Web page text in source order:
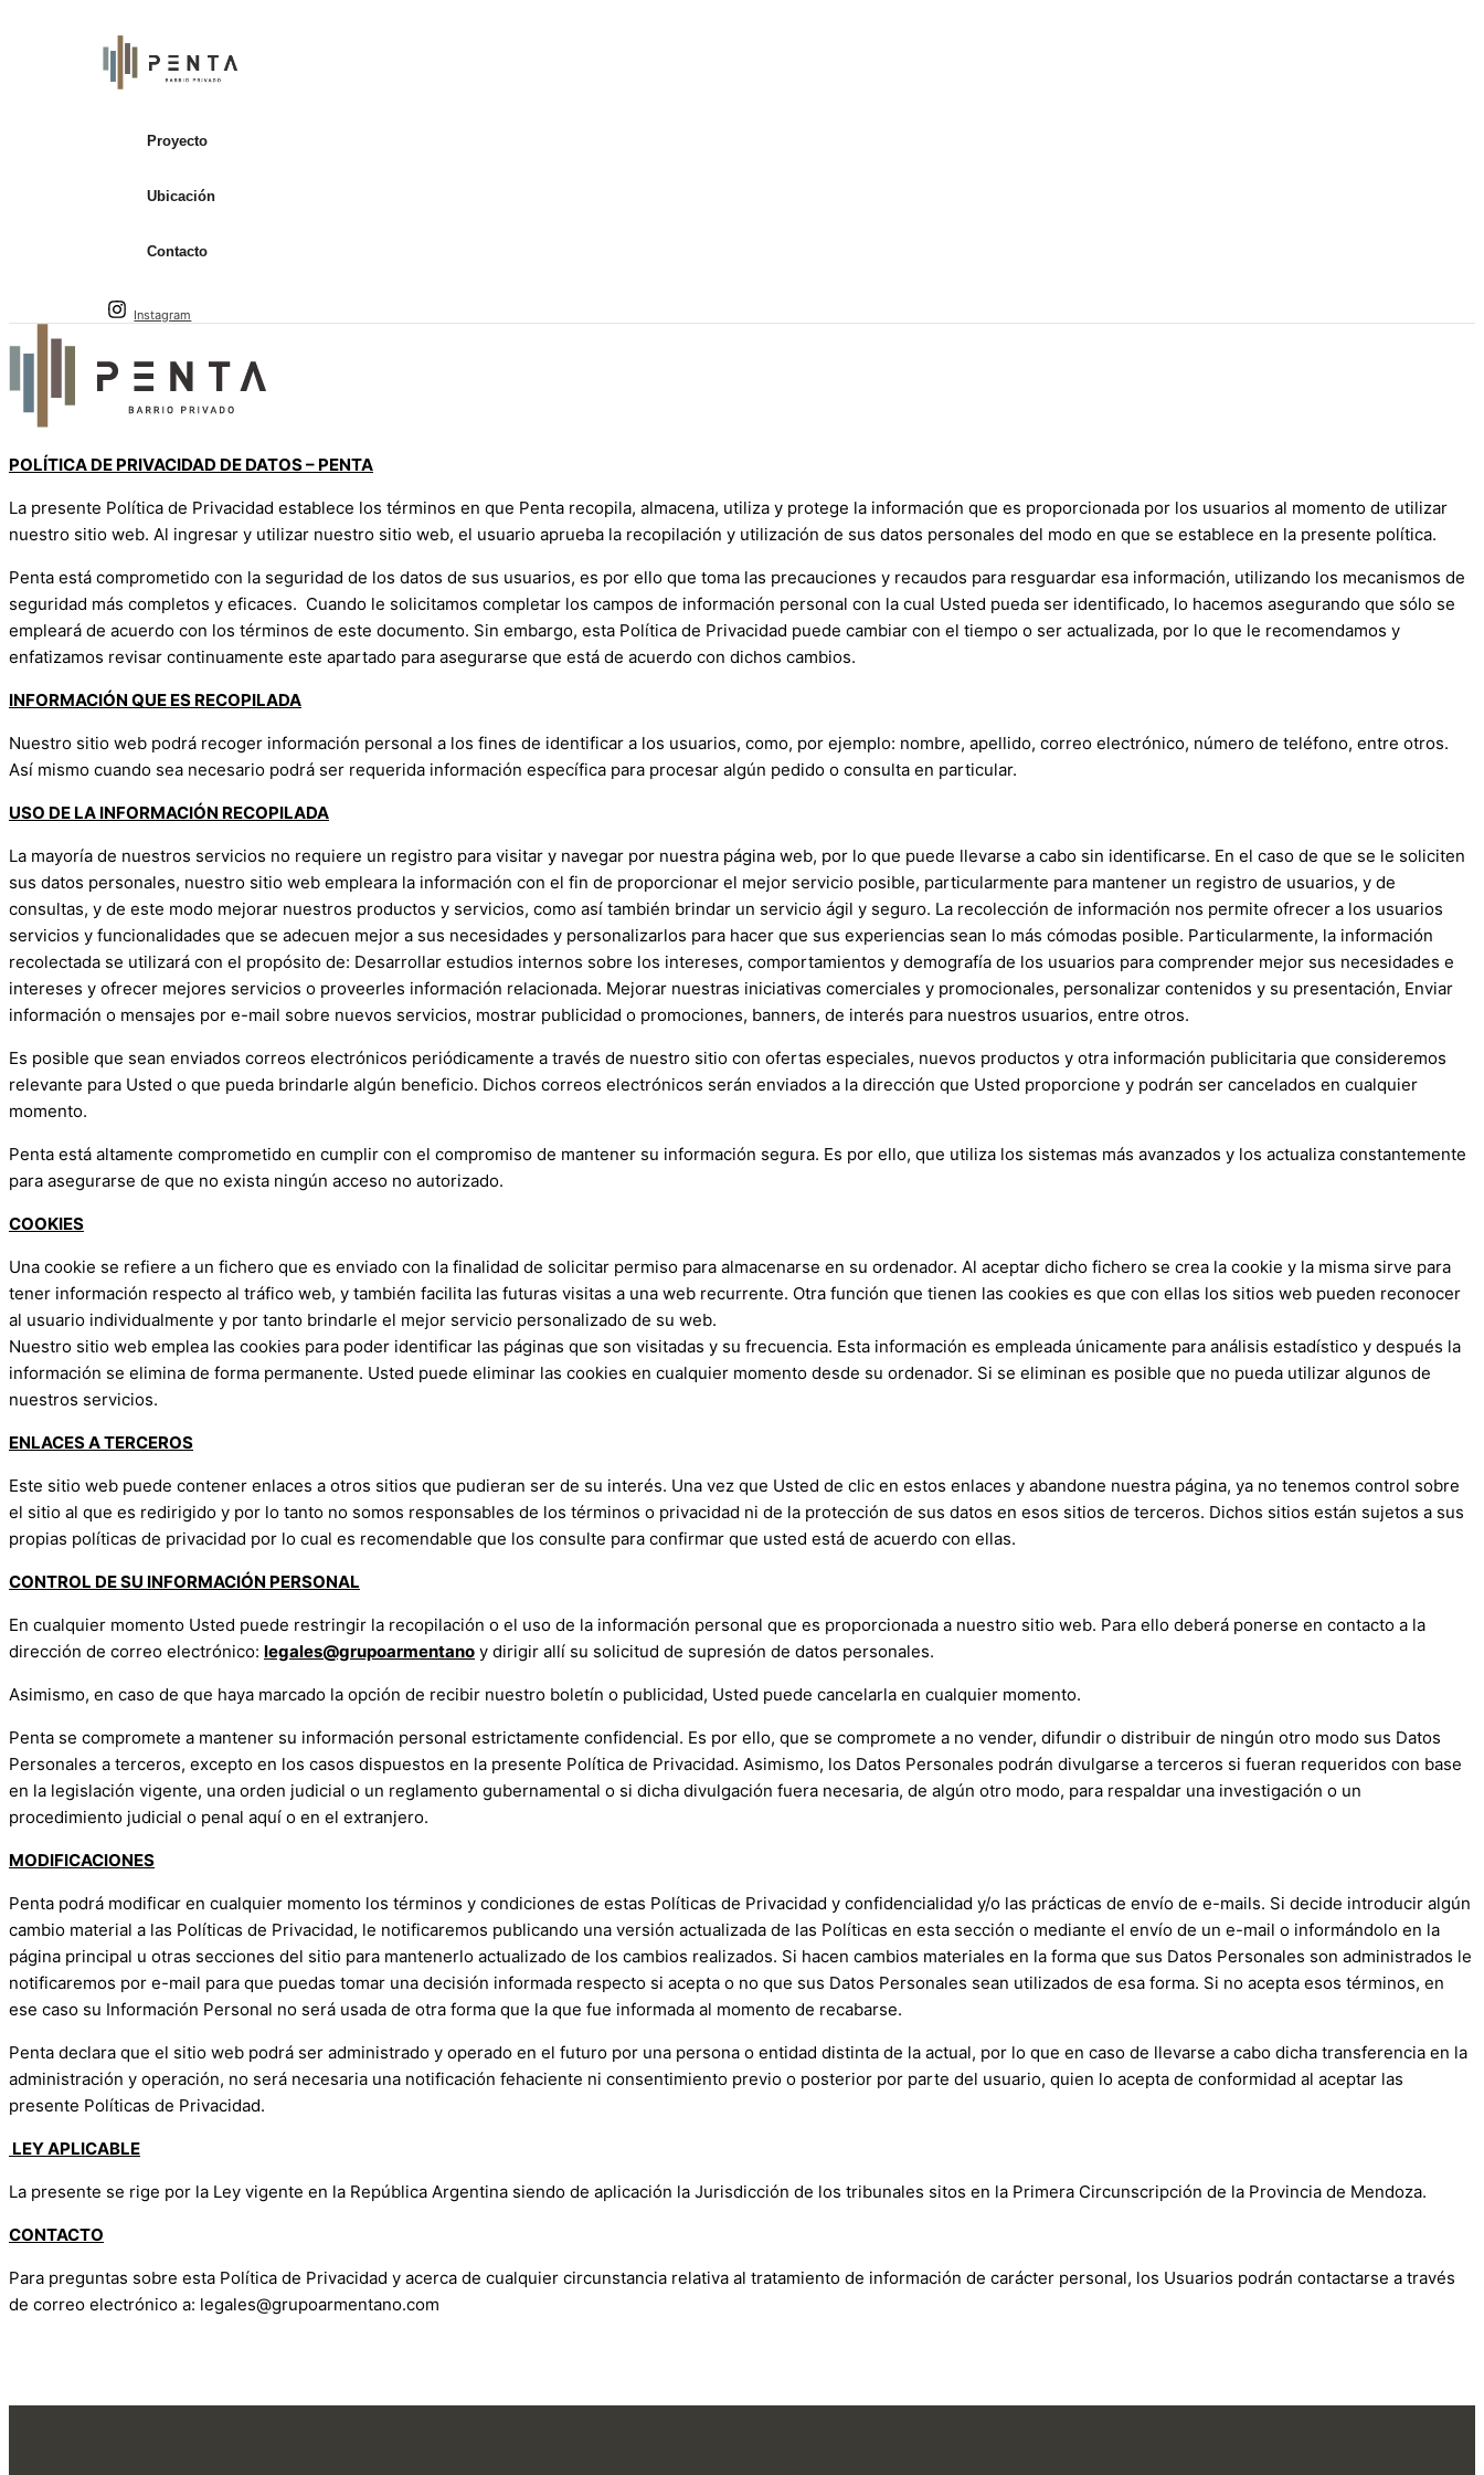
Proyecto
Ubicación
Contacto
Instagram
POLÍTICA DE PRIVACIDAD DE DATOS – PENTA
La presente Política de Privacidad establece los términos en que Penta recopila, almacena, utiliza y protege la información que es proporcionada por los usuarios al momento de utilizar
nuestro sitio web. Al ingresar y utilizar nuestro sitio web, el usuario aprueba la recopilación y utilización de sus datos personales del modo en que se establece en la presente política.
Penta está comprometido con la seguridad de los datos de sus usuarios, es por ello que toma las precauciones y recaudos para resguardar esa información, utilizando los mecanismos de
seguridad más completos y eficaces. Cuando le solicitamos completar los campos de información personal con la cual Usted pueda ser identificado, lo hacemos asegurando que sólo se
empleará de acuerdo con los términos de este documento. Sin embargo, esta Política de Privacidad puede cambiar con el tiempo o ser actualizada, por lo que le recomendamos y
enfatizamos revisar continuamente este apartado para asegurarse que está de acuerdo con dichos cambios.
INFORMACIÓN QUE ES RECOPILADA
Nuestro sitio web podrá recoger información personal a los fines de identificar a los usuarios, como, por ejemplo: nombre, apellido, correo electrónico, número de teléfono, entre otros.
Así mismo cuando sea necesario podrá ser requerida información específica para procesar algún pedido o consulta en particular.
USO DE LA INFORMACIÓN RECOPILADA
La mayoría de nuestros servicios no requiere un registro para visitar y navegar por nuestra página web, por lo que puede llevarse a cabo sin identificarse. En el caso de que se le soliciten
sus datos personales, nuestro sitio web empleara la información con el fin de proporcionar el mejor servicio posible, particularmente para mantener un registro de usuarios, y de
consultas, y de este modo mejorar nuestros productos y servicios, como así también brindar un servicio ágil y seguro. La recolección de información nos permite ofrecer a los usuarios
servicios y funcionalidades que se adecuen mejor a sus necesidades y personalizarlos para hacer que sus experiencias sean lo más cómodas posible. Particularmente, la información
recolectada se utilizará con el propósito de: Desarrollar estudios internos sobre los intereses, comportamientos y demografía de los usuarios para comprender mejor sus necesidades e
intereses y ofrecer mejores servicios o proveerles información relacionada. Mejorar nuestras iniciativas comerciales y promocionales, personalizar contenidos y su presentación, Enviar
información o mensajes por e-mail sobre nuevos servicios, mostrar publicidad o promociones, banners, de interés para nuestros usuarios, entre otros.
Es posible que sean enviados correos electrónicos periódicamente a través de nuestro sitio con ofertas especiales, nuevos productos y otra información publicitaria que consideremos
relevante para Usted o que pueda brindarle algún beneficio. Dichos correos electrónicos serán enviados a la dirección que Usted proporcione y podrán ser cancelados en cualquier
momento.
Penta está altamente comprometido en cumplir con el compromiso de mantener su información segura. Es por ello, que utiliza los sistemas más avanzados y los actualiza constantemente
para asegurarse de que no exista ningún acceso no autorizado.
COOKIES
Una cookie se refiere a un fichero que es enviado con la finalidad de solicitar permiso para almacenarse en su ordenador. Al aceptar dicho fichero se crea la cookie y la misma sirve para
tener información respecto al tráfico web, y también facilita las futuras visitas a una web recurrente. Otra función que tienen las cookies es que con ellas los sitios web pueden reconocer
al usuario individualmente y por tanto brindarle el mejor servicio personalizado de su web.
Nuestro sitio web emplea las cookies para poder identificar las páginas que son visitadas y su frecuencia. Esta información es empleada únicamente para análisis estadístico y después la
información se elimina de forma permanente. Usted puede eliminar las cookies en cualquier momento desde su ordenador. Si se eliminan es posible que no pueda utilizar algunos de
nuestros servicios.
ENLACES A TERCEROS
Este sitio web puede contener enlaces a otros sitios que pudieran ser de su interés. Una vez que Usted de clic en estos enlaces y abandone nuestra página, ya no tenemos control sobre
el sitio al que es redirigido y por lo tanto no somos responsables de los términos o privacidad ni de la protección de sus datos en esos sitios de terceros. Dichos sitios están sujetos a sus
propias políticas de privacidad por lo cual es recomendable que los consulte para confirmar que usted está de acuerdo con ellas.
CONTROL DE SU INFORMACIÓN PERSONAL
En cualquier momento Usted puede restringir la recopilación o el uso de la información personal que es proporcionada a nuestro sitio web. Para ello deberá ponerse en contacto a la
dirección de correo electrónico: legales@grupoarmentano y dirigir allí su solicitud de supresión de datos personales.
Asimismo, en caso de que haya marcado la opción de recibir nuestro boletín o publicidad, Usted puede cancelarla en cualquier momento.
Penta se compromete a mantener su información personal estrictamente confidencial. Es por ello, que se compromete a no vender, difundir o distribuir de ningún otro modo sus Datos
Personales a terceros, excepto en los casos dispuestos en la presente Política de Privacidad. Asimismo, los Datos Personales podrán divulgarse a terceros si fueran requeridos con base
en la legislación vigente, una orden judicial o un reglamento gubernamental o si dicha divulgación fuera necesaria, de algún otro modo, para respaldar una investigación o un
procedimiento judicial o penal aquí o en el extranjero.
MODIFICACIONES
Penta podrá modificar en cualquier momento los términos y condiciones de estas Políticas de Privacidad y confidencialidad y/o las prácticas de envío de e-mails. Si decide introducir algún
cambio material a las Políticas de Privacidad, le notificaremos publicando una versión actualizada de las Políticas en esta sección o mediante el envío de un e-mail o informándolo en la
página principal u otras secciones del sitio para mantenerlo actualizado de los cambios realizados. Si hacen cambios materiales en la forma que sus Datos Personales son administrados le
notificaremos por e-mail para que puedas tomar una decisión informada respecto si acepta o no que sus Datos Personales sean utilizados de esa forma. Si no acepta esos términos, en
ese caso su Información Personal no será usada de otra forma que la que fue informada al momento de recabarse.
Penta declara que el sitio web podrá ser administrado y operado en el futuro por una persona o entidad distinta de la actual, por lo que en caso de llevarse a cabo dicha transferencia en la
administración y operación, no será necesaria una notificación fehaciente ni consentimiento previo o posterior por parte del usuario, quien lo acepta de conformidad al aceptar las
presente Políticas de Privacidad.
LEY APLICABLE
La presente se rige por la Ley vigente en la República Argentina siendo de aplicación la Jurisdicción de los tribunales sitos en la Primera Circunscripción de la Provincia de Mendoza.
CONTACTO
Para preguntas sobre esta Política de Privacidad y acerca de cualquier circunstancia relativa al tratamiento de información de carácter personal, los Usuarios podrán contactarse a través
de correo electrónico a: legales@grupoarmentano.com